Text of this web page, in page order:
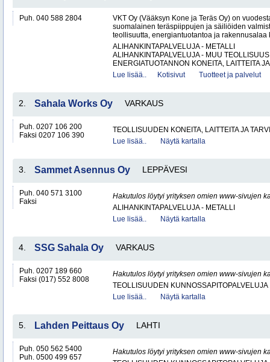
Puh. 040 588 2804
VKT Oy (Vääksyn Kone ja Teräs Oy) on
suomalainen teräspiippujen ja säiliöiden
teollisuutta, energiantuotantoa ja rakennusalaa
ALIHANKINTAPALVELUJA - METALLI
ALIHANKINTAPALVELUJA - MUU TEOLLISUUS
ENERGIATUOTANNON KONEITA, LAITTEITA
Lue lisää..
Kotisivut Tuotteet ja palvelut
2. Sahala Works Oy VARKAUS
Puh. 0207 106 200
Faksi 0207 106 390
TEOLLISUUDEN KONEITA, LAITTEITA JA
Lue lisää..
Näytä kartalla
3. Sammet Asennus Oy LEPPÄVESI
Puh. 040 571 3100
Faksi
Hakutulos löytyi yrityksen omien www-sivujen
ALIHANKINTAPALVELUJA - METALLI
Lue lisää..
Näytä kartalla
4. SSG Sahala Oy VARKAUS
Puh. 0207 189 660
Faksi (017) 552 8008
Hakutulos löytyi yrityksen omien www-sivujen
TEOLLISUUDEN KUNNOSSAPITOPALVELUJA
Lue lisää..
Näytä kartalla
5. Lahden Peittaus Oy LAHTI
Puh. 050 562 5400
Puh. 0500 499 657
Hakutulos löytyi yrityksen omien www-sivujen